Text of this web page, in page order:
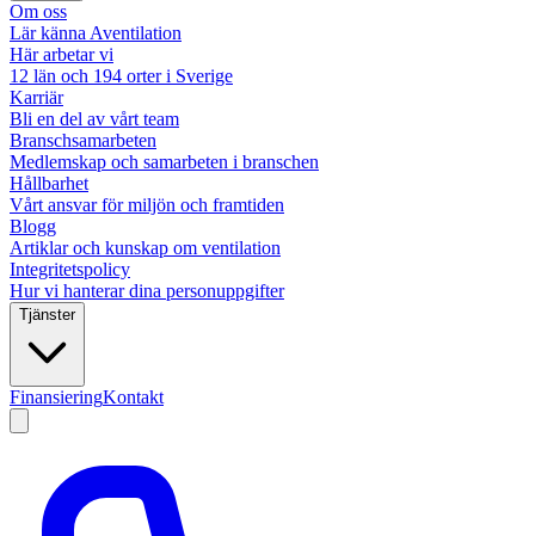
Om oss
Lär känna Aventilation
Här arbetar vi
12 län och 194 orter i Sverige
Karriär
Bli en del av vårt team
Branschsamarbeten
Medlemskap och samarbeten i branschen
Hållbarhet
Vårt ansvar för miljön och framtiden
Blogg
Artiklar och kunskap om ventilation
Integritetspolicy
Hur vi hanterar dina personuppgifter
Tjänster
FinansieringKontakt